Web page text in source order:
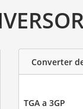
Converter
TGA a 3GP